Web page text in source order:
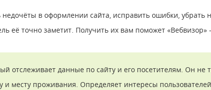
в оформлении сайта, исправить ошибки, убрать
её точно заметит. Получить их вам поможет
отслеживает данные по сайту и его посетителям. Он не
и месту проживания. Определяет интересы